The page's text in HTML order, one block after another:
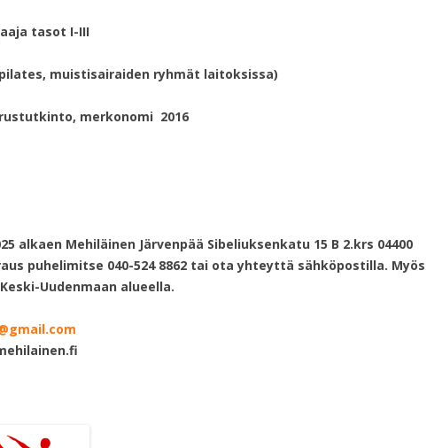
tasot I-III
muistisairaiden ryhmät laitoksissa)
merkonomi 2016
alkaen Mehiläinen Järvenpää Sibeliuksenkatu 15 B 2.krs 04400
puhelimitse 040-524 8862 tai ota yhteyttä sähköpostilla. Myös
Uudenmaan alueella.